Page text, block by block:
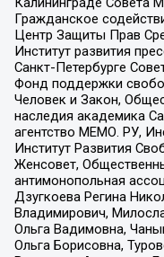
Гражданское
Центр Защиты Прав
Институт развития
Санкт-Петербурге
Фонд поддержки
Человек и Закон,
наследия академика
агентство МЕМО. РУ,
Институт Развития
Женсовет,
антимонопольная
Дзугкоева Регина
Владимирович,
Ольга Вадимовна,
Ольга Борисовна,